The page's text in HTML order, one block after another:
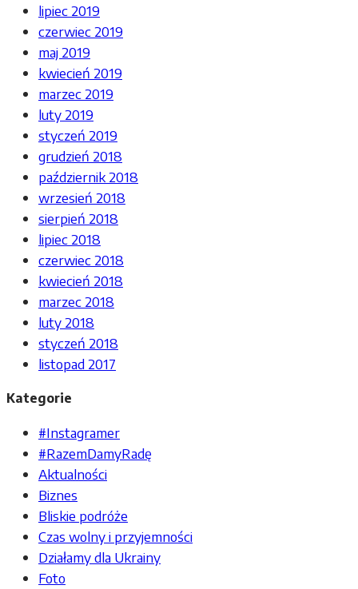
lipiec 2019
czerwiec 2019
maj 2019
kwiecień 2019
marzec 2019
luty 2019
styczeń 2019
grudzień 2018
październik 2018
wrzesień 2018
sierpień 2018
lipiec 2018
czerwiec 2018
kwiecień 2018
marzec 2018
luty 2018
styczeń 2018
listopad 2017
Kategorie
#Instagramer
#RazemDamyRadę
Aktualności
Biznes
Bliskie podróże
Czas wolny i przyjemności
Działamy dla Ukrainy
Foto